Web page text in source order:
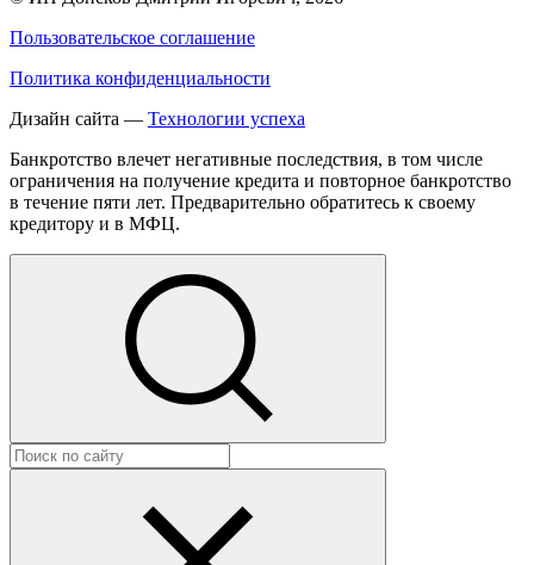
Пользовательское соглашение
Политика конфиденциальности
Дизайн сайта — Технологии успеха
Банкротство влечет негативные последствия, в том числе
ограничения на получение кредита и повторное банкротство
в течение пяти лет. Предварительно обратитесь к своему
кредитору и в МФЦ.